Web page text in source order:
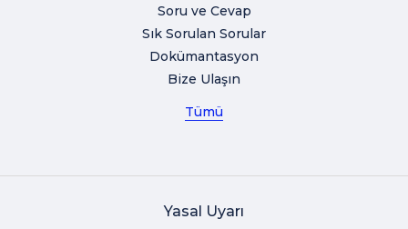
Soru ve Cevap
Sık Sorulan Sorular
Dokümantasyon
Bize Ulaşın
Tümü
Yasal Uyarı